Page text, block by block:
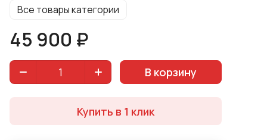
Все товары категории
45 900 ₽
В корзину
Купить в 1 клик